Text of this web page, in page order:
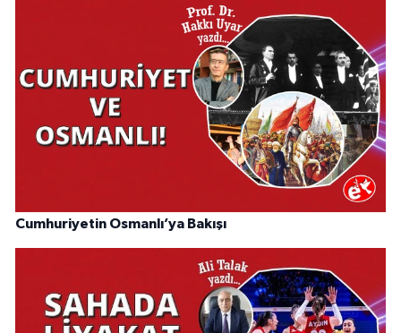
Cumhuriyetin Osmanlı’ya Bakışı